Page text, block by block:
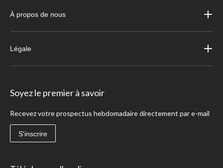
À propos de nous
Légale
Soyez le premier à savoir
Recevez votre prospectus hebdomadaire directement par e-mail
S'inscrire